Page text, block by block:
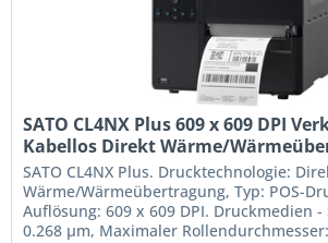
SATO CL4NX Plus 609 x 609 DPI
Kabellos Direkt Wärme/
Drucker (WWCLP320ZNARUK)
SATO CL4NX Plus. Drucktechnologie:
Wärme/Wärmeübertragung, Typ: POS-
Auflösung: 609 x 609 DPI. Druckmedien -
0.268 µm, Maximaler